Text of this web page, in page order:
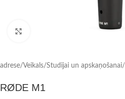
adrese/Veikals/Studijai un apskaņošanai/
RØDE M1